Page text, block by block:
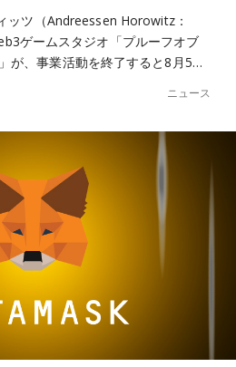
ッツ（Andreessen Horowitz：
ゲームスタジオ「プルーフオブ
が、事業活動を終了すると8月5…
ニュース